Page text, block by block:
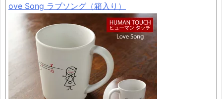
ove Song ラブソング（箱入り）